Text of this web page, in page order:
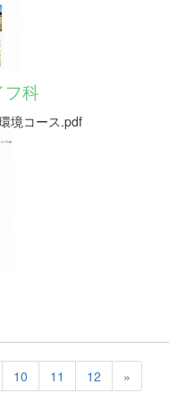
フ科
境コース.pdf
10 11 12 »